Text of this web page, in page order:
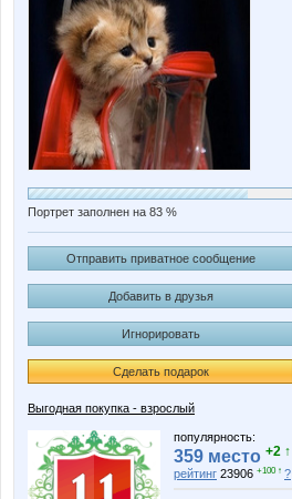
Портрет заполнен на 83 %
Отправить приватное сообщение
Добавить в друзья
Игнорировать
Сделать подарок
Выгодная покупка - взрослый
популярность:
359 место +2 ↑
рейтинг 23906 +100 ↑ ?